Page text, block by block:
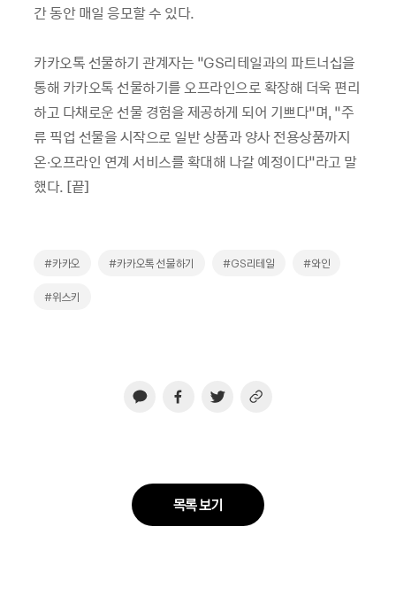
간 동안 매일 응모할 수 있다.
카카오톡 선물하기 관계자는 “GS리테일과의 파트너십을
통해 카카오톡 선물하기를 오프라인으로 확장해 더욱 편리
하고 다채로운 선물 경험을 제공하게 되어 기쁘다”며, “주
류 픽업 선물을 시작으로 일반 상품과 양사 전용상품까지
온∙오프라인 연계 서비스를 확대해 나갈 예정이다”라고 말
했다. [끝]
#카카오 #카카오톡 선물하기 #GS리테일 #와인
#위스키
목록 보기